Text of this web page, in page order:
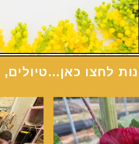
לחצו כאן...טיולים,